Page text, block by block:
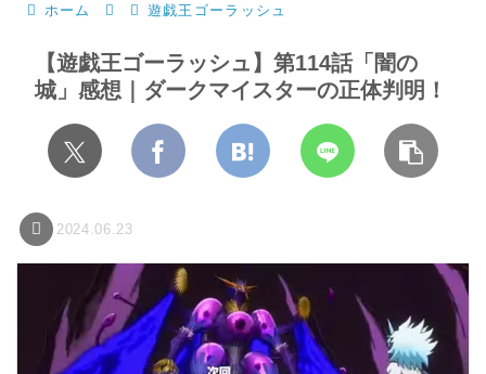
ホーム 遊戯王ゴーラッシュ
【遊戯王ゴーラッシュ】第114話「闇の
城」感想｜ダークマイスターの正体判明！
2024.06.23